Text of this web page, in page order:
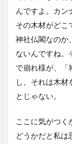
んですよ。カン
その木材がどこ
神社仏閣なのか
ないんですね。
で崩れ様が、「
し、それは木材
とじゃない。
ここに気がつく
どうかだと私は